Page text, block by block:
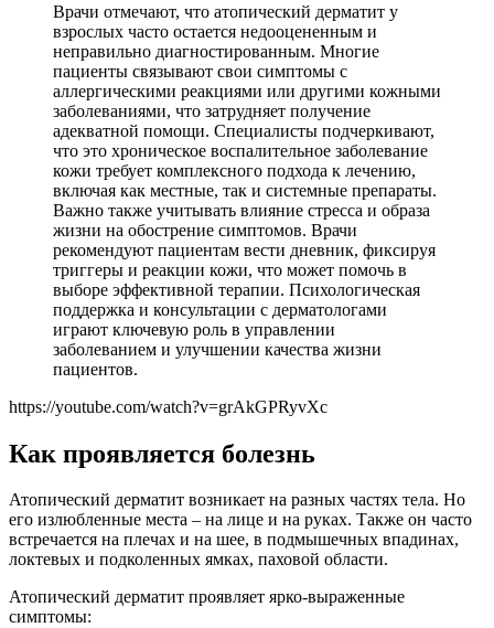
Врачи отмечают, что атопический дерматит у
взрослых часто остается недооцененным и
неправильно диагностированным. Многие
пациенты связывают свои симптомы с
аллергическими реакциями или другими кожными
заболеваниями, что затрудняет получение
адекватной помощи. Специалисты подчеркивают,
что это хроническое воспалительное заболевание
кожи требует комплексного подхода к лечению,
включая как местные, так и системные препараты.
Важно также учитывать влияние стресса и образа
жизни на обострение симптомов. Врачи
рекомендуют пациентам вести дневник, фиксируя
триггеры и реакции кожи, что может помочь в
выборе эффективной терапии. Психологическая
поддержка и консультации с дерматологами
играют ключевую роль в управлении
заболеванием и улучшении качества жизни
пациентов.
https://youtube.com/watch?v=grAkGPRyvXc
Как проявляется болезнь
Атопический дерматит возникает на разных частях тела. Но
его излюбленные места – на лице и на руках. Также он часто
встречается на плечах и на шее, в подмышечных впадинах,
локтевых и подколенных ямках, паховой области.
Атопический дерматит проявляет ярко-выраженные
симптомы: